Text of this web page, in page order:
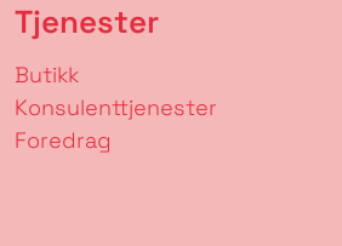
Tjenester
Butikk
Konsulenttjenester
Foredrag